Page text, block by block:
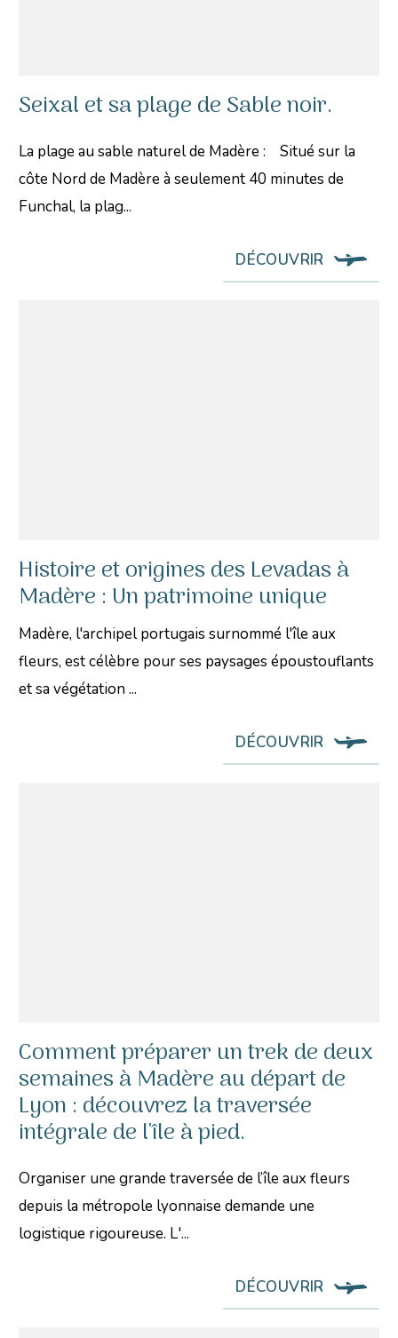
Seixal et sa plage de Sable noir.
La plage au sable naturel de Madère : Situé sur la
côte Nord de Madère à seulement 40 minutes de
Funchal, la plag...
DÉCOUVRIR
Histoire et origines des Levadas à
Madère : Un patrimoine unique
Madère, l'archipel portugais surnommé l'île aux
fleurs, est célèbre pour ses paysages époustouflants
et sa végétation ...
DÉCOUVRIR
Comment préparer un trek de deux
semaines à Madère au départ de
Lyon : découvrez la traversée
intégrale de l'île à pied.
Organiser une grande traversée de l’île aux fleurs
depuis la métropole lyonnaise demande une
logistique rigoureuse. L'...
DÉCOUVRIR